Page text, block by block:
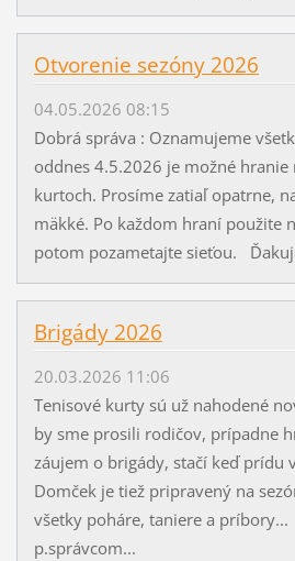
Otvorenie sezóny 2026
04.05.2026 08:15
Dobrá správa : Oznamujeme
oddnes 4.5.2026 je možné hranie
kurtoch. Prosíme zatiaľ opatrne,
mäkké. Po každom hraní použite
potom pozametajte sieťou.
Brigády 2026
20.03.2026 11:06
Tenisové kurty sú už nahodené
by sme prosili rodičov, prípadne
záujem o brigády, stačí keď prídu
Domček je tiež pripravený na
všetky poháre, taniere a
p.správcom...